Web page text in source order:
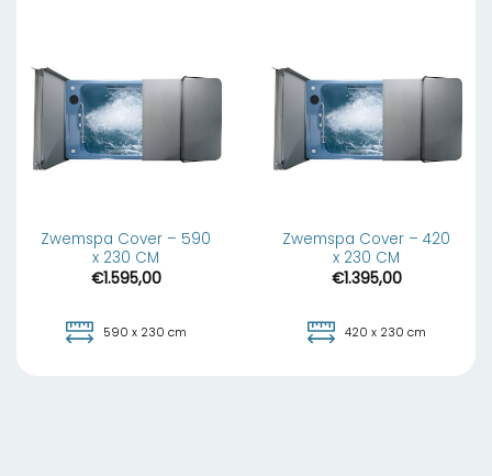
Zwemspa Cover – 590
x 230 CM
€1.595,00
590 x 230 cm
Zwemspa Cover – 420
x 230 CM
€1.395,00
420 x 230 cm